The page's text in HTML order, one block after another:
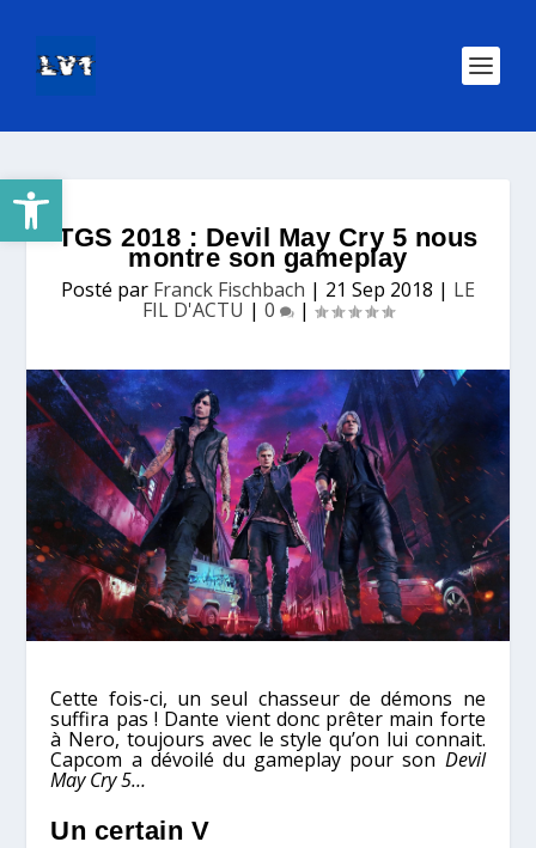
Ouvrir la barre d’outils
TGS 2018 : Devil May Cry 5 nous
montre son gameplay
Posté par Franck Fischbach | 21 Sep 2018 | LE
FIL D'ACTU | 0 |
Cette fois-ci, un seul chasseur de démons ne
suffira pas ! Dante vient donc prêter main forte
à Nero, toujours avec le style qu’on lui connait.
Capcom a dévoilé du gameplay pour son Devil
May Cry 5…
Un certain V